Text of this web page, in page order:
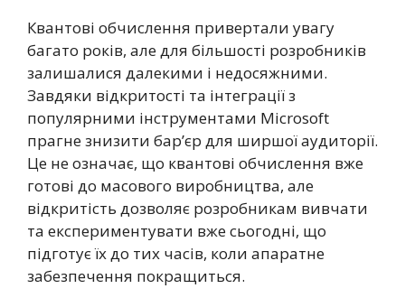
Квантові обчислення привертали увагу
багато років, але для більшості розробників
залишалися далекими і недосяжними.
Завдяки відкритості та інтеграції з
популярними інструментами Microsoft
прагне знизити бар’єр для ширшої аудиторії.
Це не означає, що квантові обчислення вже
готові до масового виробництва, але
відкритість дозволяє розробникам вивчати
та експериментувати вже сьогодні, що
підготує їх до тих часів, коли апаратне
забезпечення покращиться.